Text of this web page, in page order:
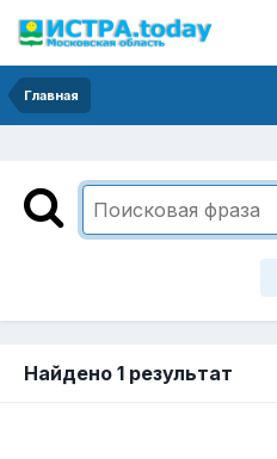
Главная
Найдено 1 результат